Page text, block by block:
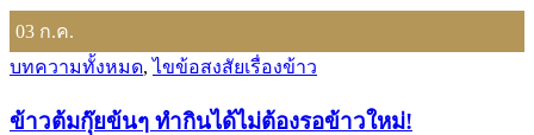
03 ก.ค.
บทความทั้งหมด,ไขข้อสงสัยเรื่องข้าว
ข้าวต้มกุ๊ยข้นๆ ทำกินได้ไม่ต้องรอข้าวใหม่!